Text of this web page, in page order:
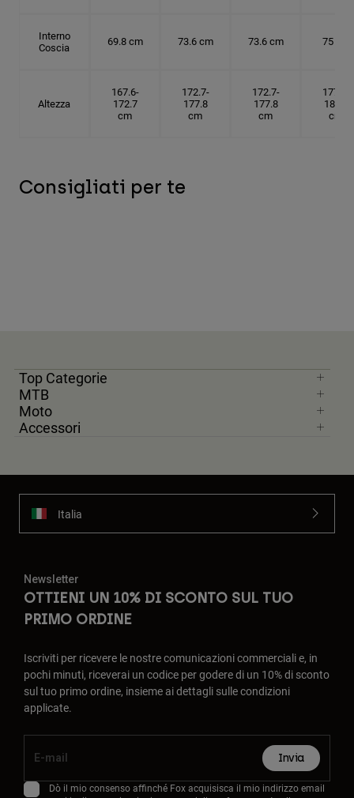
Interno
Coscia
69.8 cm 73.6 cm 73.6 cm 75 cm
Altezza
167.6-
172.7
cm
172.7-
177.8
cm
172.7-
177.8
cm
177.8-
182.9
cm
Consigliati per te
Top Categorie
MTB
Moto
Accessori
Italia
Newsletter
OTTIENI UN 10% DI SCONTO SUL TUO
PRIMO ORDINE
Iscriviti per ricevere le nostre comunicazioni commerciali e, in
pochi minuti, riceverai un codice per godere di un 10% di sconto
sul tuo primo ordine, insieme ai dettagli sulle condizioni
applicate.
Invia
Dò il mio consenso affinché Fox acquisisca il mio indirizzo email